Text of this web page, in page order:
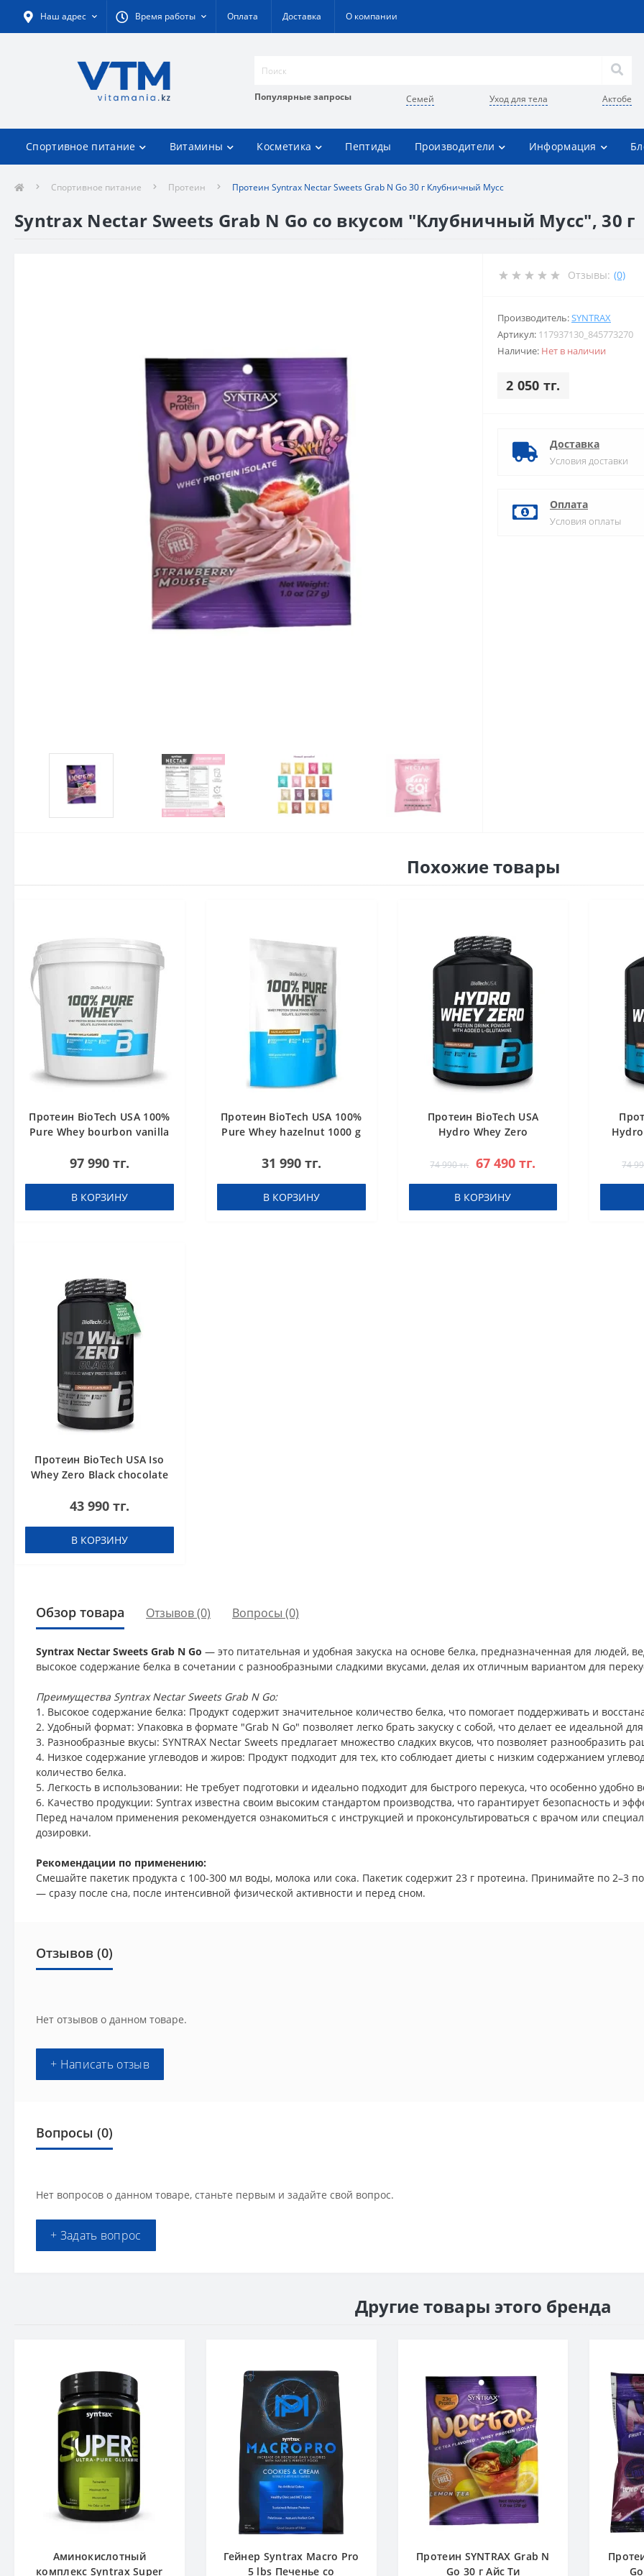
Наш адрес Время работы Оплата Доставка О компании
Популярные запросы Семей Уход для тела Актобе
Спортивное питание Витамины Косметика Пептиды Производители Информация
Спортивное питание Протеин Протеин Syntrax Nectar Sweets Grab N Go 30 г Клубничный Мусс
Syntrax Nectar Sweets Grab N Go со вкусом "Клубничный Мусс", 30 г
Отзывы: (0)
Производитель:SYNTRAX
Артикул: 117937130_845773270
Наличие: Нет в наличии
2 050 тг.
Доставка
Условия доставки
Оплата
Условия оплаты
Похожие товары
Протеин BioTech USA 100%
Pure Whey bourbon vanilla
97 990 тг.
В КОРЗИНУ
Протеин BioTech USA 100%
Pure Whey hazelnut 1000 g
31 990 тг.
В КОРЗИНУ
Протеин BioTech USA
Hydro Whey Zero
74 990 тг. 67 490 тг.
В КОРЗИНУ
74
Протеин BioTech USA Iso
Whey Zero Black chocolate
43 990 тг.
В КОРЗИНУ
Обзор товара Отзывов (0) Вопросы (0)
Syntrax Nectar Sweets Grab N Go — это питательная и удобная закуска на основе белка, предназначенная для людей,
высокое содержание белка в сочетании с разнообразными сладкими вкусами, делая их отличным вариантом для
Преимущества Syntrax Nectar Sweets Grab N Go:
1. Высокое содержание белка: Продукт содержит значительное количество белка, что помогает поддерживать и
2. Удобный формат: Упаковка в формате "Grab N Go" позволяет легко брать закуску с собой, что делает ее идеальной
3. Разнообразные вкусы: SYNTRAX Nectar Sweets предлагает множество сладких вкусов, что позволяет разнообразить
4. Низкое содержание углеводов и жиров: Продукт подходит для тех, кто соблюдает диеты с низким содержанием
количество белка.
5. Легкость в использовании: Не требует подготовки и идеально подходит для быстрого перекуса, что особенно удобно
6. Качество продукции: Syntrax известна своим высоким стандартом производства, что гарантирует безопасность и
Перед началом применения рекомендуется ознакомиться с инструкцией и проконсультироваться с врачом или
дозировки.
Рекомендации по применению:
Смешайте пакетик продукта с 100-300 мл воды, молока или сока. Пакетик содержит 23 г протеина. Принимайте по
— сразу после сна, после интенсивной физической активности и перед сном.
Отзывов (0)
Нет отзывов о данном товаре.
+ Написать отзыв
Вопросы (0)
Нет вопросов о данном товаре, станьте первым и задайте свой вопрос.
+ Задать вопрос
Другие товары этого бренда
Аминокислотный
комплекс Syntrax Super
Гейнер Syntrax Macro Pro
5 lbs Печенье со
Протеин SYNTRAX Grab N
Go 30 г Айс Ти